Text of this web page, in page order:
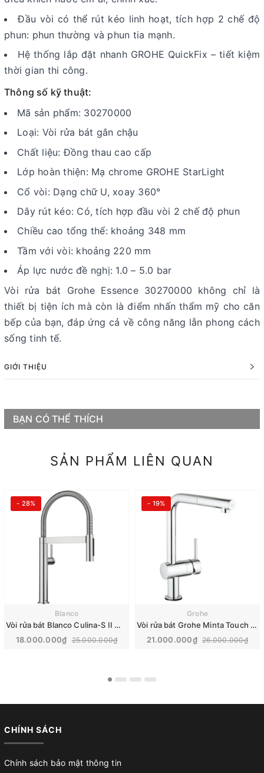
Đầu vòi có thể rút kéo linh hoạt, tích hợp 2 chế độ
phun: phun thường và phun tia mạnh.
Hệ thống lắp đặt nhanh GROHE QuickFix – tiết kiệm
thời gian thi công.
Thông số kỹ thuật:
Mã sản phẩm: 30270000
Loại: Vòi rửa bát gắn chậu
Chất liệu: Đồng thau cao cấp
Lớp hoàn thiện: Mạ chrome GROHE StarLight
Cổ vòi: Dạng chữ U, xoay 360°
Dây rút kéo: Có, tích hợp đầu vòi 2 chế độ phun
Chiều cao tổng thể: khoảng 348 mm
Tầm với vòi: khoảng 220 mm
Áp lực nước đề nghị: 1.0 – 5.0 bar
Vòi rửa bát Grohe Essence 30270000 không chỉ là
thiết bị tiện ích mà còn là điểm nhấn thẩm mỹ cho căn
bếp của bạn, đáp ứng cả về công năng lẫn phong cách
sống tinh tế.
GIỚI THIỆU
BẠN CÓ THỂ THÍCH
SẢN PHẨM LIÊN QUAN
- 28%
Blanco
Vòi rửa bát Blanco Culina-S II Mini steel | 527467
18.000.000₫ 25.000.000₫
- 19%
Grohe
Vòi rửa bát Grohe Minta Touch | 31360000
21.000.000₫ 26.000.000₫
CHÍNH SÁCH
Chính sách bảo mật thông tin